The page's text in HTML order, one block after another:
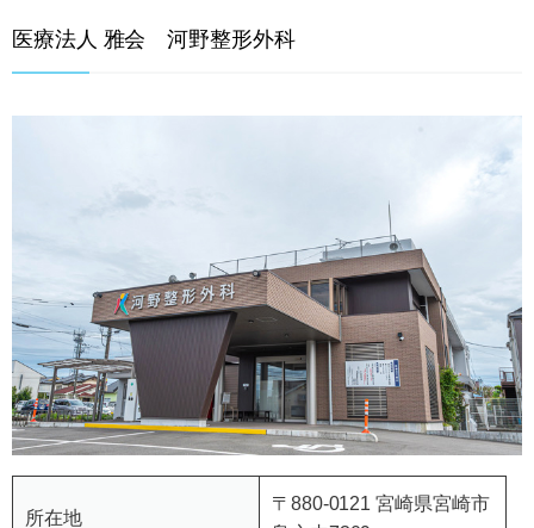
採用情報
医療法人 雅会 河野整形外科
所在地
〒880-0121 宮崎県宮崎市